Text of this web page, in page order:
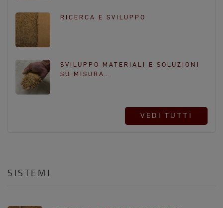
RICERCA E SVILUPPO
SVILUPPO MATERIALI E SOLUZIONI
SU MISURA…
VEDI TUTTI
SISTEMI